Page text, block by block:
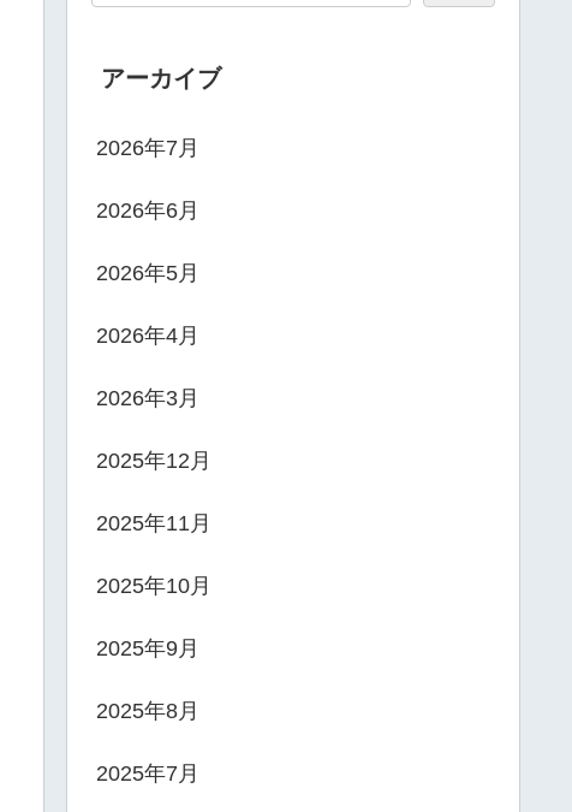
アーカイブ
2026年7月
2026年6月
2026年5月
2026年4月
2026年3月
2025年12月
2025年11月
2025年10月
2025年9月
2025年8月
2025年7月